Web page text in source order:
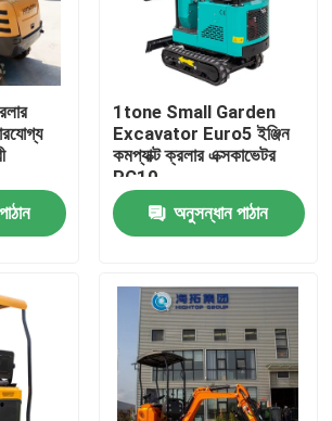
1tone Small Garden
Excavator Euro5 ইঞ্জিন
কমপ্যাক্ট ক্রলার এক্সকাভেটর
PC10
অনুসন্ধান পাঠান